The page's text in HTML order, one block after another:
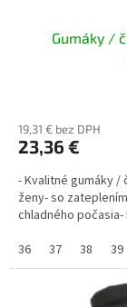
Gumáky /
19,31 € bez DPH
23,36 €
- Kvalitné gumáky
ženy- so
chladného počasia-
36
37 38 39